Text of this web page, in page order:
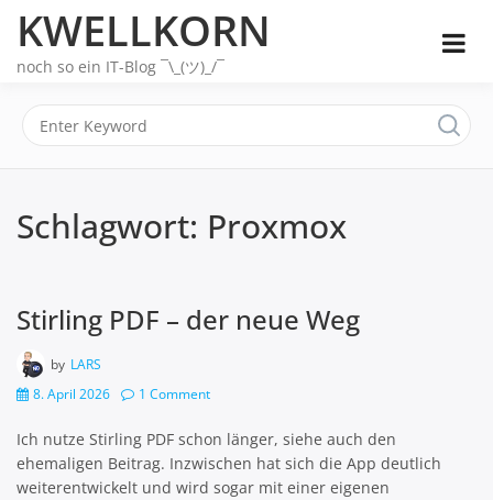
content
KWELLKORN
noch so ein IT-Blog ¯\_(ツ)_/¯
Schlagwort: Proxmox
Stirling PDF – der neue Weg
by LARS
8. April 2026
1 Comment
Ich nutze Stirling PDF schon länger, siehe auch den
ehemaligen Beitrag. Inzwischen hat sich die App deutlich
weiterentwickelt und wird sogar mit einer eigenen